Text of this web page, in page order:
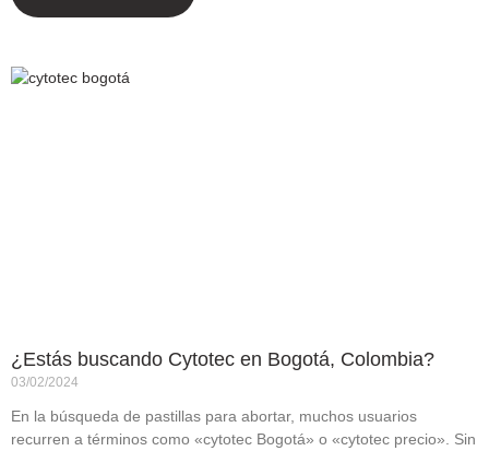
¿Estás buscando Cytotec en Bogotá, Colombia?
03/02/2024
En la búsqueda de pastillas para abortar, muchos usuarios
recurren a términos como «cytotec Bogotá» o «cytotec precio». Sin